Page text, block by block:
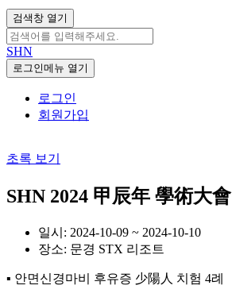
검색창 열기
SHN
로그인메뉴 열기
로그인
회원가입
초록 보기
SHN 2024 甲辰年 學術大會
일시: 2024-10-09 ~ 2024-10-10
장소: 문경 STX 리조트
▪︎ 안면신경마비 후유증 少陽人 치험 4례